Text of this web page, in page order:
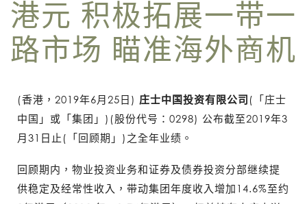
港元 积极拓展一带一
路市场 瞄准海外商机
(香港，2019年6月25日) 庄士中国投资有限公司 (「庄士
中国」或「集团」)(股份代号：0298) 公布截至2019年3
月31日止(「回顾期」)之全年业绩。
回顾期内，物业投资业务和证券及债券投资分部继续提
供稳定及经常性收入，带动集团年度收入增加14.6%至约